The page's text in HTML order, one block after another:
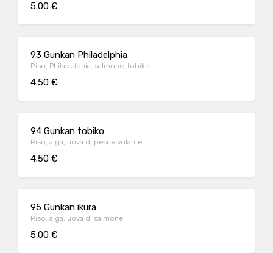
5.00 €
93 Gunkan Philadelphia
Riso, Philadelphia, salmone, tobiko
4.50 €
94 Gunkan tobiko
Riso, alga, uova di pesce volante
4.50 €
95 Gunkan ikura
Riso, alga, uova di salmone
5.00 €